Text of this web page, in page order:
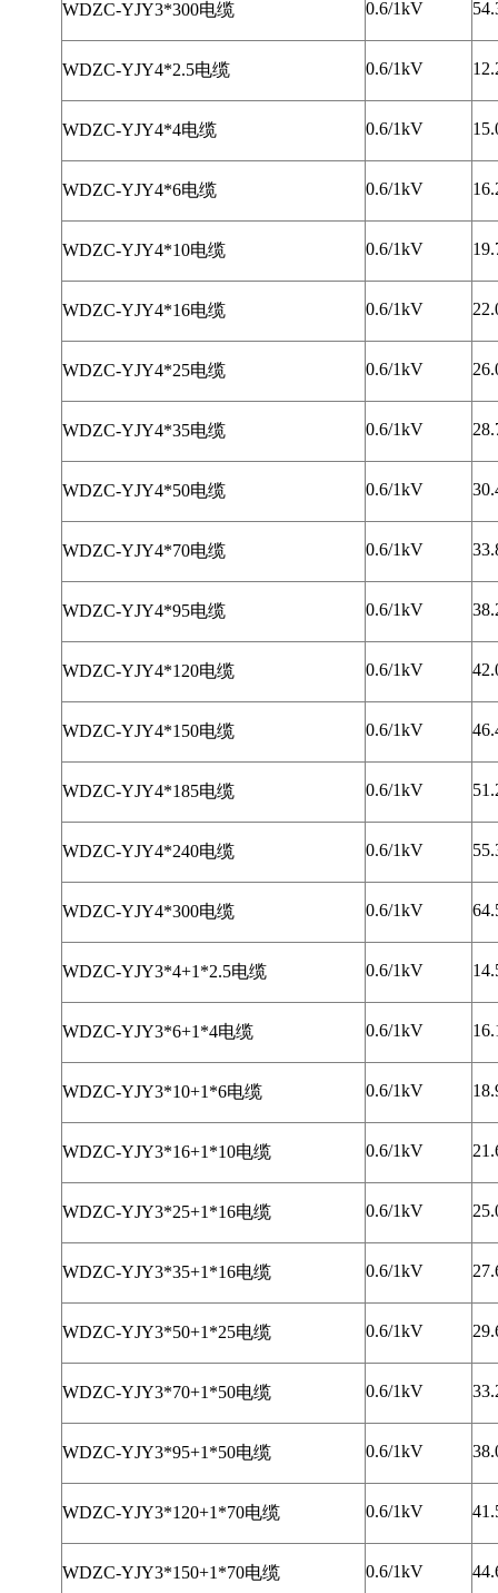
WDZC-YJY3*300电缆 0.6/1kV
WDZC-YJY4*2.5电缆 0.6/1kV
WDZC-YJY4*4电缆 0.6/1kV
WDZC-YJY4*6电缆 0.6/1kV
WDZC-YJY4*10电缆 0.6/1kV
WDZC-YJY4*16电缆 0.6/1kV
WDZC-YJY4*25电缆 0.6/1kV
WDZC-YJY4*35电缆 0.6/1kV
WDZC-YJY4*50电缆 0.6/1kV
WDZC-YJY4*70电缆 0.6/1kV
WDZC-YJY4*95电缆 0.6/1kV
WDZC-YJY4*120电缆 0.6/1kV
WDZC-YJY4*150电缆 0.6/1kV
WDZC-YJY4*185电缆 0.6/1kV
WDZC-YJY4*240电缆 0.6/1kV
WDZC-YJY4*300电缆 0.6/1kV
WDZC-YJY3*4+1*2.5电缆 0.6/1kV
WDZC-YJY3*6+1*4电缆 0.6/1kV
WDZC-YJY3*10+1*6电缆 0.6/1kV
WDZC-YJY3*16+1*10电缆 0.6/1kV
WDZC-YJY3*25+1*16电缆 0.6/1kV
WDZC-YJY3*35+1*16电缆 0.6/1kV
WDZC-YJY3*50+1*25电缆 0.6/1kV
WDZC-YJY3*70+1*50电缆 0.6/1kV
WDZC-YJY3*95+1*50电缆 0.6/1kV
WDZC-YJY3*120+1*70电缆 0.6/1kV
WDZC-YJY3*150+1*70电缆 0.6/1kV